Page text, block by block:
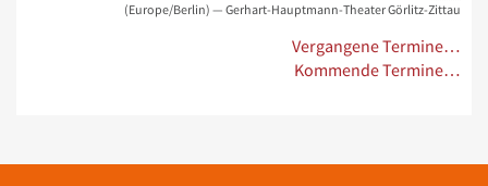
(Europe/Berlin) — Gerhart-Hauptmann-Theater Görlitz-Zittau
Vergangene Termine…
Kommende Termine…